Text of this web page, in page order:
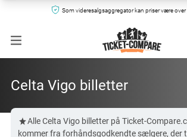
Som videresalgsaggregator kan priser være over
Celta Vigo billetter
Alle Celta Vigo billetter på Ticket-
kommer fra forhåndsgodkendte sælgere, der